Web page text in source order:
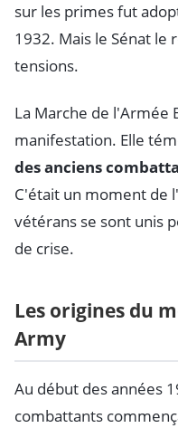
sur les primes fut
1932. Mais le Sénat le
tensions.
La Marche de l'Armée
manifestation. Elle
des anciens
C'était un moment de
vétérans se sont unis
de crise.
Les origines du
Army
Au début des années
combattants